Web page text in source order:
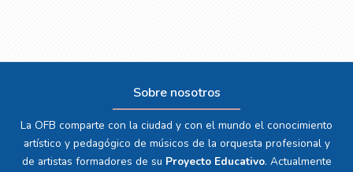
Sobre nosotros
La OFB comparte con la ciudad y con el mundo el conocimiento
artístico y pedagógico de músicos de la orquesta profesional y
de artistas formadores de su Proyecto Educativo. Actualmente